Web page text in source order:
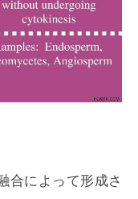
合によって形成さ